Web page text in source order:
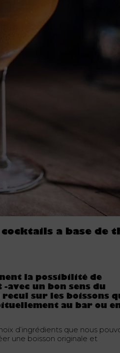
a base de
la possibilité de
avec un bon sens du
sur les boissons
au bar ou
d’ingrédients que nous
une boisson originale et